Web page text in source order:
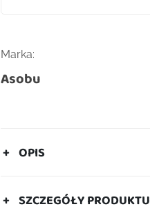
Marka:
Asobu
OPIS
SZCZEGÓŁY PRODUKTU